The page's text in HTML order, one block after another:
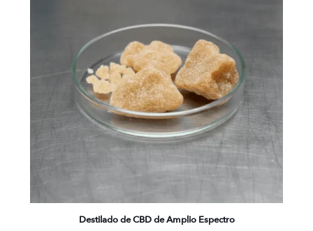
Destilado de CBD de Amplio Espectro